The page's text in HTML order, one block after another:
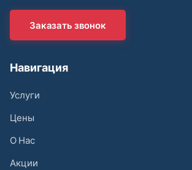
Заказать звонок
Навигация
Услуги
Цены
О Нас
Акции